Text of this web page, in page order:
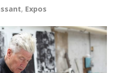
, Expos